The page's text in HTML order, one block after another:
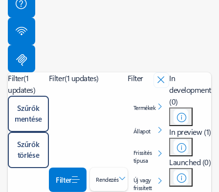
Filter(1
updates)
Szűrők
mentése
Szűrők
törlése
Filter(1 updates)
Filter Rendezés
Filter
Termékek
Állapot
Frissítés
típusa
Új vagy
frissített
In
development
(0)
In preview (1)
Launched (0)